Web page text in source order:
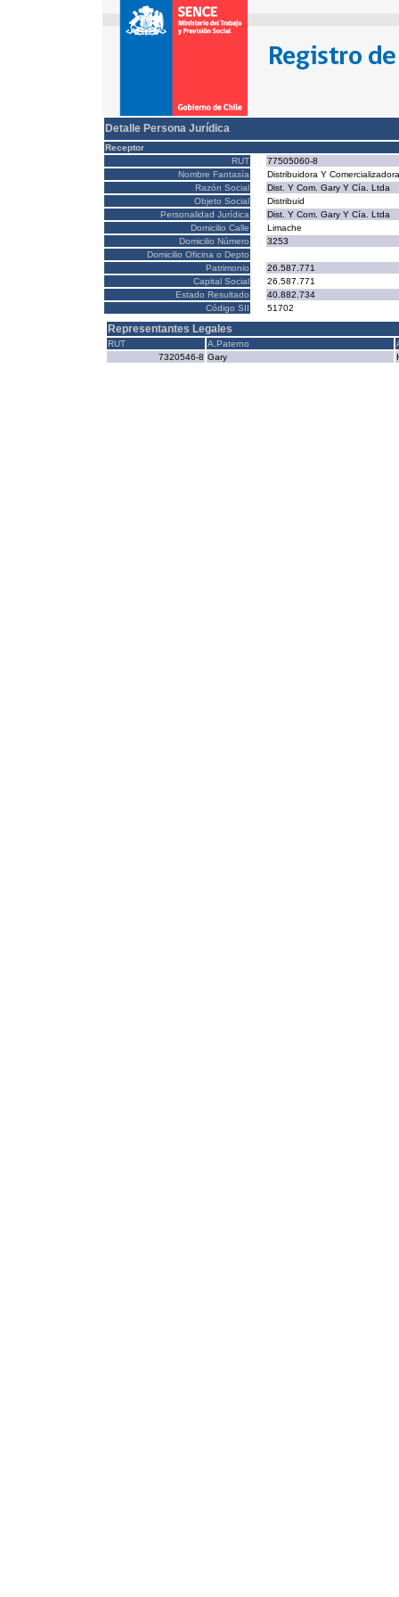
Detalle Persona Jurídica
Receptor
RUT
77505060-8
Nombre Fantasía
Distribuidora Y
Razón Social
Dist. Y Com. Gary Y Cía. Ltda
Objeto Social
Distribuid
Personalidad Jurídica
Dist. Y Com. Gary Y Cía. Ltda
Domicilio Calle
Limache
Domicilio Número
3253
Domicilio Oficina o Depto
Patrimonio
26.587.771
Capital Social
26.587.771
Estado Resultado
40.882.734
Código SII
51702
Representantes Legales
RUT A.Paterno
7320546-8 Gary